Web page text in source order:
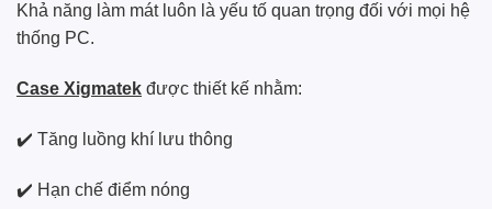
Khả năng làm mát luôn là yếu tố quan trọng đối với mọi hệ
thống PC.
Case Xigmatek được thiết kế nhằm:
✔️ Tăng luồng khí lưu thông
✔️ Hạn chế điểm nóng